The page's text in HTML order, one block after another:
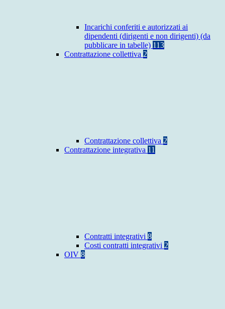
Incarichi conferiti e autorizzati ai
dipendenti (dirigenti e non dirigenti) (da
pubblicare in tabelle) 113
Contrattazione collettiva 2
Contrattazione collettiva 2
Contrattazione integrativa 11
Contratti integrativi 8
Costi contratti integrativi 2
OIV 8